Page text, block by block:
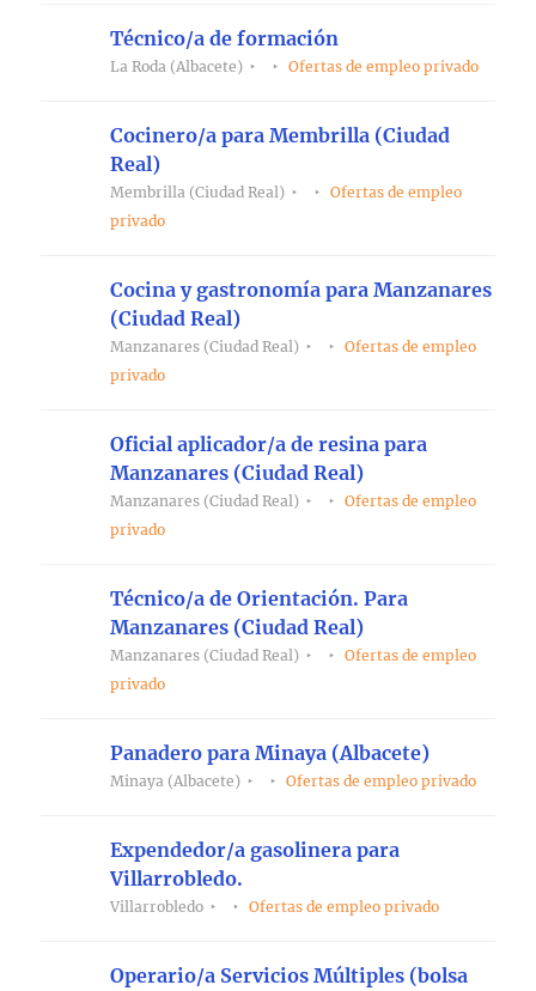
Técnico/a de formación
La Roda (Albacete) Ofertas de empleo privado
Cocinero/a para Membrilla (Ciudad
Real)
Membrilla (Ciudad Real)
Ofertas de empleo
privado
Cocina y gastronomía para Manzanares
(Ciudad Real)
Manzanares (Ciudad Real)
Ofertas de empleo
privado
Oficial aplicador/a de resina para
Manzanares (Ciudad Real)
Manzanares (Ciudad Real)
Ofertas de empleo
privado
Técnico/a de Orientación. Para
Manzanares (Ciudad Real)
Manzanares (Ciudad Real)
Ofertas de empleo
privado
Panadero para Minaya (Albacete)
Minaya (Albacete) Ofertas de empleo privado
Expendedor/a gasolinera para
Villarrobledo.
Villarrobledo Ofertas de empleo privado
Operario/a Servicios Múltiples (bolsa